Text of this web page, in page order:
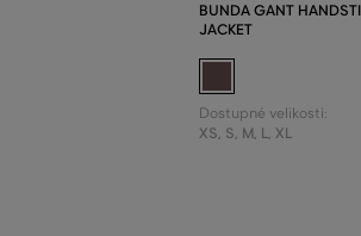
BUNDA GANT
JACKET
Dostupné velikosti:
XS, S, M, L, XL